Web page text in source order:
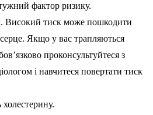
фактор ризику.
Високий тиск може пошкодити
Якщо у вас трапляються
проконсультуйтеся з
і навчитеся повертати тиск